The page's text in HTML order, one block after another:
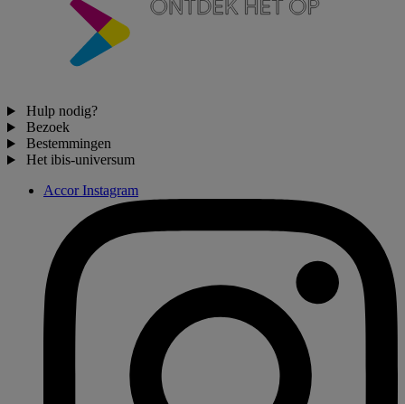
Hulp nodig?
Bezoek
Bestemmingen
Het ibis-universum
Accor Instagram